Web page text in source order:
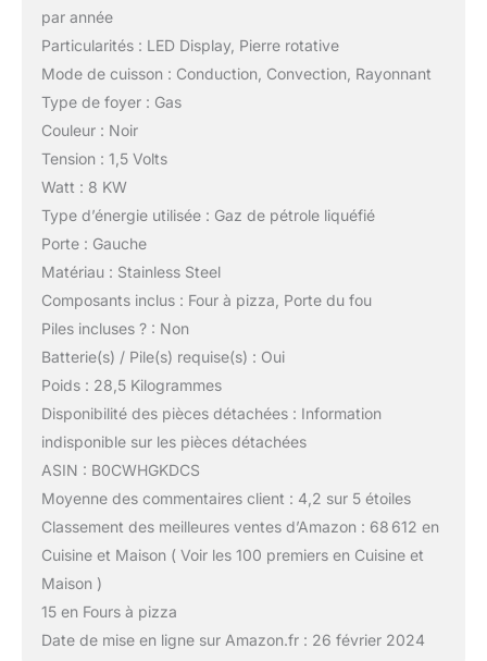
par année
Particularités : LED Display, Pierre rotative
Mode de cuisson : Conduction, Convection, Rayonnant
Type de foyer : Gas
Couleur : Noir
Tension : 1,5 Volts
Watt : 8 KW
Type d’énergie utilisée : Gaz de pétrole liquéfié
Porte : Gauche
Matériau : Stainless Steel
Composants inclus : Four à pizza, Porte du fou
Piles incluses ? : Non
Batterie(s) / Pile(s) requise(s) : Oui
Poids : 28,5 Kilogrammes
Disponibilité des pièces détachées : Information
indisponible sur les pièces détachées
ASIN : B0CWHGKDCS
Moyenne des commentaires client : 4,2 sur 5 étoiles
Classement des meilleures ventes d’Amazon : 68 612 en
Cuisine et Maison ( Voir les 100 premiers en Cuisine et
Maison )
15 en Fours à pizza
Date de mise en ligne sur Amazon.fr : 26 février 2024